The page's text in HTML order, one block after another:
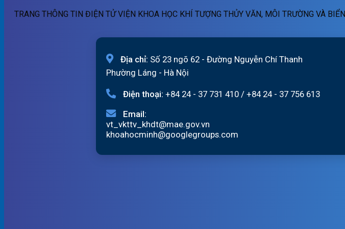
06/8/2026
ngày
19h
05/08/2026
TRANG THÔNG TIN ĐIỆN TỬ VIỆN KHOA HỌC KHÍ TƯỢNG THỦY VĂN, MÔI TRƯỜNG VÀ BIỂN
Địa chỉ: Số 23 ngõ 62 - Đường Nguyễn Chí Thanh
Phường Láng - Hà Nội
Điện thoại: +84 24 - 37 731 410 / +84 24 - 37 756 613
Email:
vt_vkttv_khdt@mae.gov.vn
khoahocminh@googlegroups.com